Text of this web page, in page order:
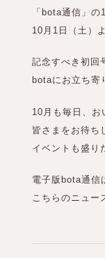
「bota通信」の
10月1日（土）
記念すべき初回
botaにお立ち寄
10月も毎日、お
皆さまをお待ち
イベントも盛り
電子版bota通信
こちらのニュー